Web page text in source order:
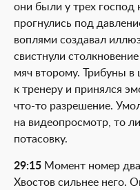
они были у трех
прогнулись под
воплями создавал
свистнули
мяч второму. Трибуны
к тренеру и принялся
что-то разрешение.
на видеопросмотр, то
потасовку.
29:15 Момент номер
Хвостов сильнее него.